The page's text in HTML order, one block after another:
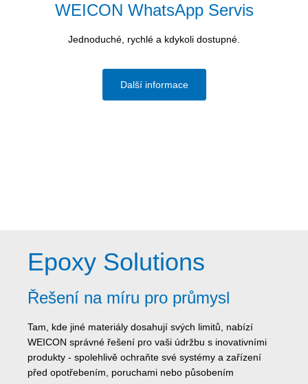
WEICON WhatsApp Servis
Jednoduché, rychlé a kdykoli dostupné.
Další informace
Epoxy Solutions
Řešení na míru pro průmysl
Tam, kde jiné materiály dosahují svých limitů, nabízí
WEICON správné řešení pro vaši údržbu s inovativními
produkty - spolehlivě ochraňte své systémy a zařízení
před opotřebením, poruchami nebo působením